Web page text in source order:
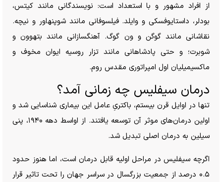
از افراد مشهور و با استعداد است: نویسندگانی مانند کیتس،
بودلر، داستایوفسکی و وایلد. فیلسوفانی مانند شوپنهاور و نیچه.
نقاشانی مانند گوگن و ون گوگ. آهنگسازانی مانند بتهوون و
شوبرت؛ و حتی پادشاهانی مانند تزار روسیه ایوان مخوف و
ماکسیمیلیان اول امپراتوری مقدس روم.
درمان سیفلیس چه زمانی آمد؟
تنها در اوایل قرن بیستم، باکتریِ عامل این بیماری شناسایی شد و
اولین درمان‌های موثر آن توسعه یافتند. از اواسط دهه ۱۹۴۰، پنی
سیلین به درمان اصلی تبدیل شد.
اگرچه سیفلیس در مراحل اولیه قابل درمان است، اما هنوز حدود
۰.۵ درصد از جمعیت بزرگسال در سراسر جهان را تحت تاثیر قرار